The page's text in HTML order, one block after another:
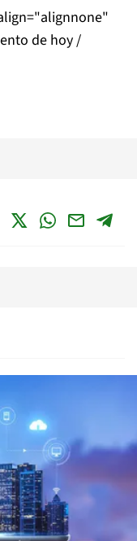
de hoy /